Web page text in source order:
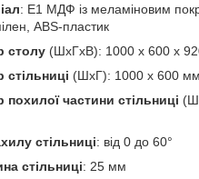
: Е1 МДФ із меламіновим
ABS-пластик
столу (ШхГхВ): 1000 x 600 x
стільниці (ШхГ): 1000 х 600 мм
похилої частини стільниці
стільниці: від 0 до 60°
стільниці: 25 мм